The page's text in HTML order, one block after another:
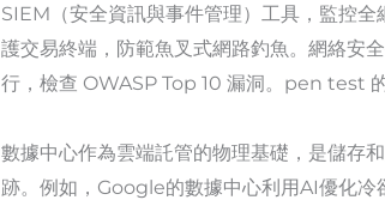
SIEM（安全資訊與事件管理）工具，監控
護交易終端，防範魚叉式網路釣魚。網絡安
行，檢查 OWASP Top 10 漏洞。pen test
數據中心作為雲端託管的物理基礎，是儲存
跡。例如，Google的數據中心利用AI優化